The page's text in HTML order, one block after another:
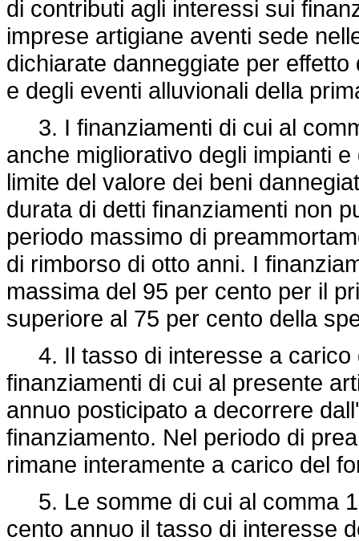
di contributi agli interessi sui
imprese artigiane aventi sede
dichiarate danneggiate per
e degli eventi alluvionali della
3. I finanziamenti di cui al
anche migliorativo degli impianti
limite del valore dei beni
durata di detti finanziamenti non
periodo massimo di
di rimborso di otto anni. I
massima del 95 per cento per il
superiore al 75 per cento della
4. Il tasso di interesse a carico
finanziamenti di cui al presente
annuo posticipato a decorrere
finanziamento. Nel periodo di
rimane interamente a carico del
5. Le somme di cui al comma
cento annuo il tasso di interesse